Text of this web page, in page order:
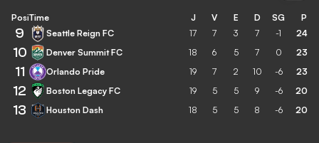
Posição
Time J V E D SG P
9 Seattle Reign FC 17 7 3 7 -1 24
10 Denver Summit FC 18 6 5 7 0 23
11 Orlando Pride 19 7 2 10 -6 23
12 Boston Legacy FC 19 5 5 9 -6 20
13 Houston Dash 18 5 5 8 -6 20